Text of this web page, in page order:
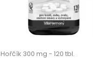
Hořčík 300 mg - 120 tbl.